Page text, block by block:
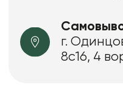
г.
8с16, 4